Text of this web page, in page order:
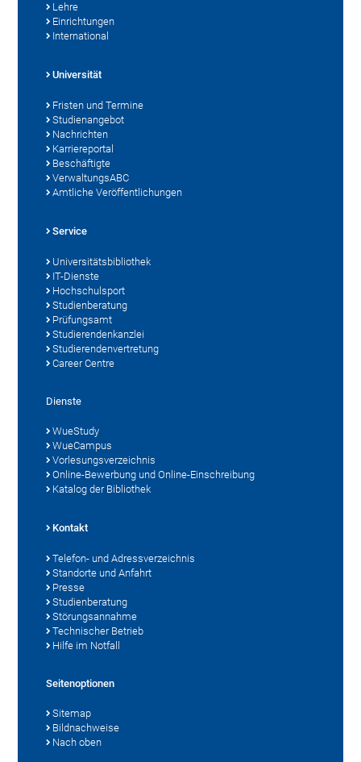
Lehre
Einrichtungen
International
Universität
Fristen und Termine
Studienangebot
Nachrichten
Karriereportal
Beschäftigte
VerwaltungsABC
Amtliche Veröffentlichungen
Service
Universitätsbibliothek
IT-Dienste
Hochschulsport
Studienberatung
Prüfungsamt
Studierendenkanzlei
Studierendenvertretung
Career Centre
Dienste
WueStudy
WueCampus
Vorlesungsverzeichnis
Online-Bewerbung und Online-Einschreibung
Katalog der Bibliothek
Kontakt
Telefon- und Adressverzeichnis
Standorte und Anfahrt
Presse
Studienberatung
Störungsannahme
Technischer Betrieb
Hilfe im Notfall
Seitenoptionen
Sitemap
Bildnachweise
Nach oben